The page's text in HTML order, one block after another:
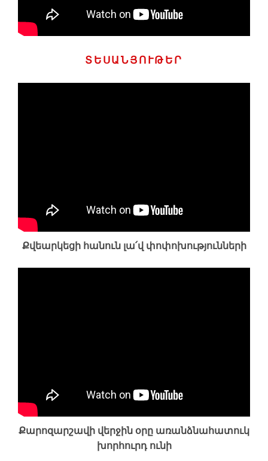
ՏԵՍԱՆՅՈՒԹԵՐ
Քվեարկեցի հանուն լա՛վ փոփոխությունների
Քարոզարշավի վերջին օրը առանձնահատուկ
խորհուրդ ունի